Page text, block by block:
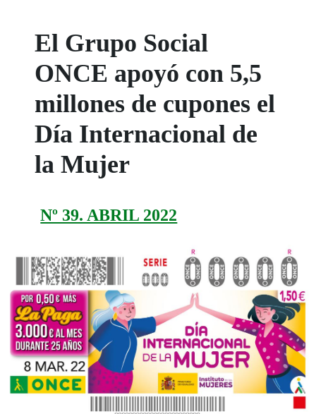
El Grupo Social
ONCE apoyó con 5,5
millones de cupones el
Día Internacional de
la Mujer
Nº 39. ABRIL 2022